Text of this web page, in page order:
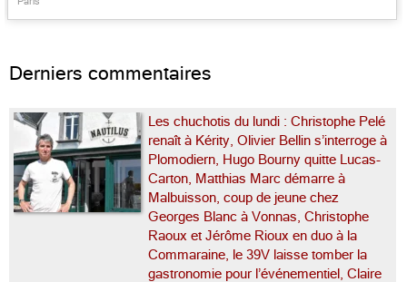
Derniers commentaires
Les chuchotis du lundi : Christophe Pelé
renaît à Kérity, Olivier Bellin s’interroge à
Plomodiern, Hugo Bourny quitte Lucas-
Carton, Matthias Marc démarre à
Malbuisson, coup de jeune chez
Georges Blanc à Vonnas, Christophe
Raoux et Jérôme Rioux en duo à la
Commaraine, le 39V laisse tomber la
gastronomie pour l’événementiel, Claire